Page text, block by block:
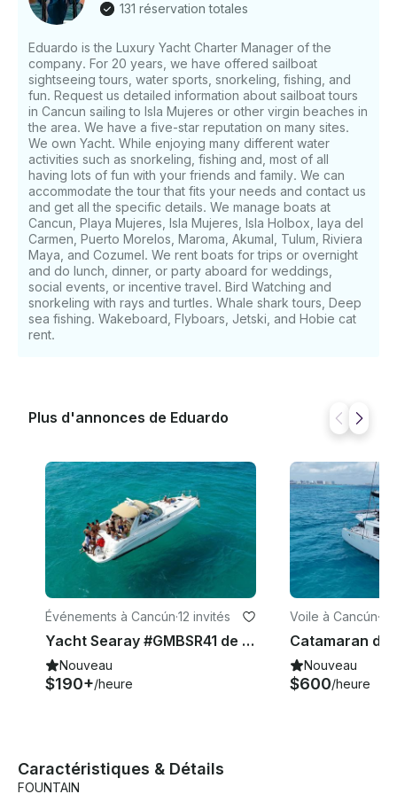
apporter : • Léger vêtements de sport • Maillot de
• Appareil photo • Crème solaire Ce à quoi vous
pouvez vous attendre : Excellent pour les visites
touristiques et les activités d'une journée Naviguez de
Cancún à Isla Mujeres, tout en profitant du
bronzage, de la natation et de la plongée avec tuba
et, surtout, en vous amusant avec vos amis et votre
famille. Visitez Isla Mujeres pour faire du shopping,
aller à la plage et bronzer. Comprend : bar ouvert
avec des liqueurs nationales et équipement de
plongée avec tuba (palmes, masque, tube de
plongée). Le catamaran propose également de la
musique (cassette ou CD). Le catamaran pour 35
personnes est idéal pour la famille et les amis.
131 réservation totales
Eduardo is the Luxury Yacht Charter Manager of the
company. For 20 years, we have offered sailboat
sightseeing tours, water sports, snorkeling, fishing, and
fun. Request us detailed information about sailboat tours
in Cancun sailing to Isla Mujeres or other virgin beaches in
the area. We have a five-star reputation on many sites.
We own Yacht. While enjoying many different water
activities such as snorkeling, fishing and, most of all
having lots of fun with your friends and family. We can
accommodate the tour that fits your needs and contact us
and get all the specific details. We manage boats at
Cancun, Playa Mujeres, Isla Mujeres, Isla Holbox, laya del
Carmen, Puerto Morelos, Maroma, Akumal, Tulum, Riviera
Maya, and Cozumel. We rent boats for trips or overnight
and do lunch, dinner, or party aboard for weddings,
social events, or incentive travel. Bird Watching and
snorkeling with rays and turtles. Whale shark tours, Deep
sea fishing. Wakeboard, Flyboars, Jetski, and Hobie cat
rent.
Plus d'annonces de Eduardo
Événements à Cancún·12 invités
Yacht Searay #GMBSR41 de 41' avec équipage pour 10 personnes
Nouveau
$190+/heure
Voile à Cancún·
Nouveau
$600/heure
Caractéristiques & Détails
FOUNTAIN